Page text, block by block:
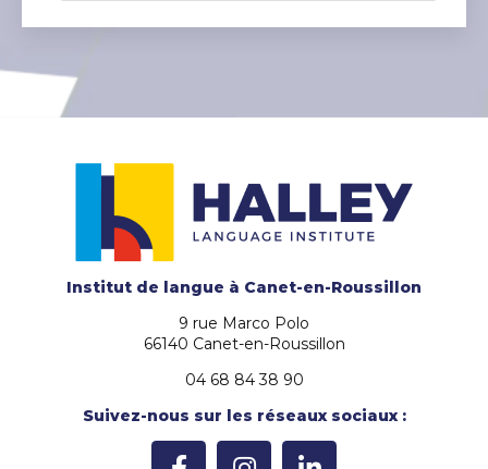
Institut de langue à Canet-en-Roussillon
9 rue Marco Polo
66140 Canet-en-Roussillon
04 68 84 38 90
Suivez-nous sur les réseaux sociaux :